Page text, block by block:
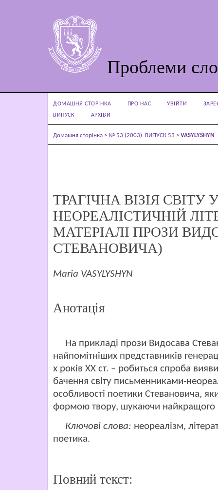
Проблеми
ДОМАШНЯ СТОРІНКА ПРО НАС УВІЙТИ
ВИПУСК
АРХІВИ
Домашня сторінка > № 53 (2003): ВИПУСК 53 > VASYLYSHYN
ТРАГІЧНА ВІЗІЯ СВІТУ
НЕОРЕАЛІСТИЧНІЙ
МАТЕРІАЛІ ПРОЗИ
СТЕВАНОВИЧА)
Maria VASYLYSHYN
Анотація
На прикладі прози Видосава
найпомітніших представників
х років ХХ ст. – робиться спроба
бачення світу письменниками-
особливості поетики Стевановича,
формою твору, шукаючи найкращого
Ключові слова: неореалізм,
поетика.
Повний текст: